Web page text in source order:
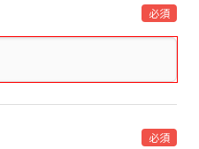
必須
必須